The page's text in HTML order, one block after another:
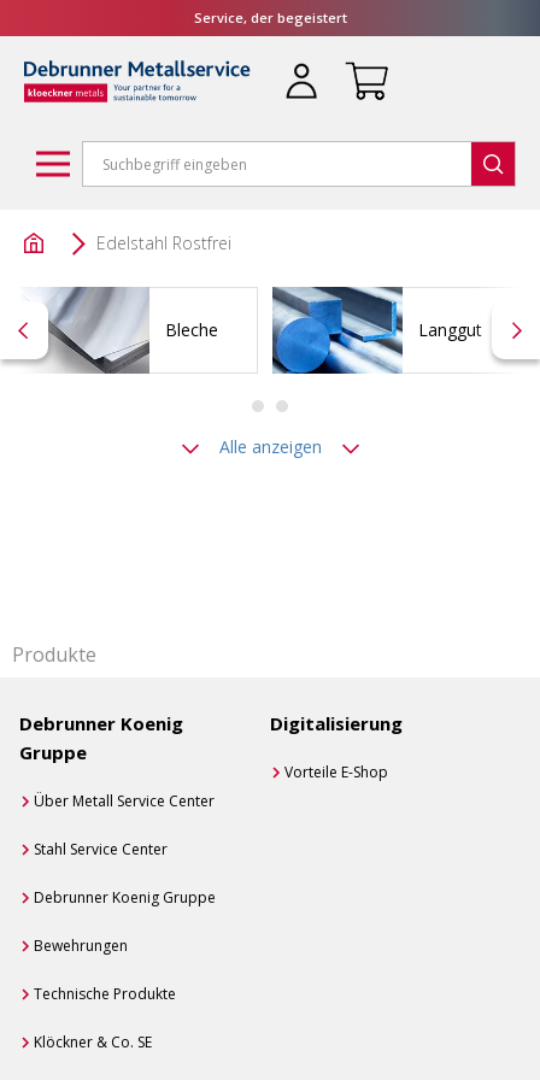
Service, der begeistert
Edelstahl Rostfrei
Bleche Langgut
Alle anzeigen
Produkte
Debrunner Koenig
Gruppe
Über Metall Service Center
Stahl Service Center
Debrunner Koenig Gruppe
Bewehrungen
Technische Produkte
Klöckner & Co. SE
Digitalisierung
Vorteile E-Shop